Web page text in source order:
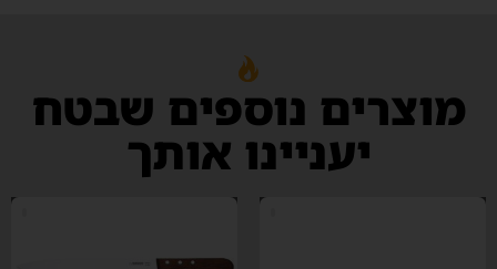
מוצרים נוספים שבטח
יעניינו אותך